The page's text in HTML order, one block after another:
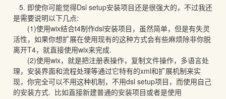
5. 即使你可能觉得Dsl setup安装项目还是很强大的，不过我还
是需要说明以下几点:
(1)使用wix结合t4制作dsl安装项目，虽然简单，但是有失灵
活性，如果你想扩展在使用现有的这种方式会有些麻烦除非你脱
离开T4，就直接使用wix来完成.
(2)使用wix，就是把注册表操作，复制文件操作，多语言处
理，安装界面和流程处理等通过它特有的xml和扩展机制来实
现，你完全可以不用这种机制，不用dsl setup项目，而使用自己
的安装方式. 比如直接新建普通的安装项目或者是使用